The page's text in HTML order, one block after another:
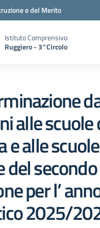
e del Merito
Istituto Comprensivo
Ruggiero - 3°Circolo
alle scuole
e alle
del
per l’
2025/